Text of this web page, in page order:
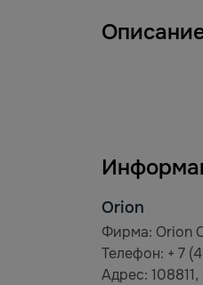
Orion
Фирма: Orion
Телефон: + 7
Адрес: